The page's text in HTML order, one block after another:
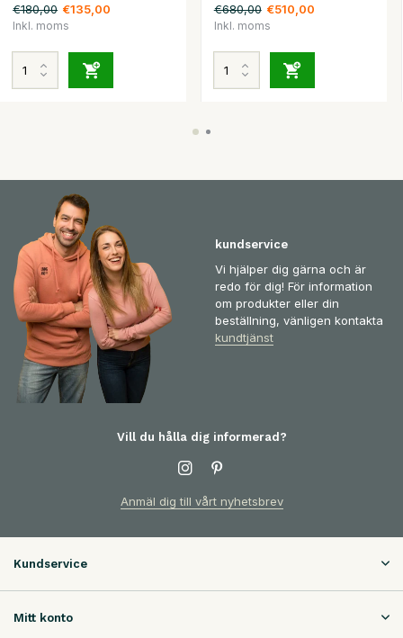
€180,00 €135,00
Inkl. moms
€680,00 €510,00
Inkl. moms
kundservice
Vi hjälper dig gärna och är
redo för dig! För information
om produkter eller din
beställning, vänligen kontakta
kundtjänst
Vill du hålla dig informerad?
Anmäl dig till vårt nyhetsbrev
Kundservice
Mitt konto